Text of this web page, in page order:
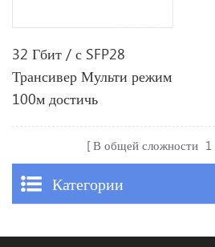
32 Гбит / с SFP28
Трансивер Мульти режим
100м достичь
В общей сложности 1
Категории